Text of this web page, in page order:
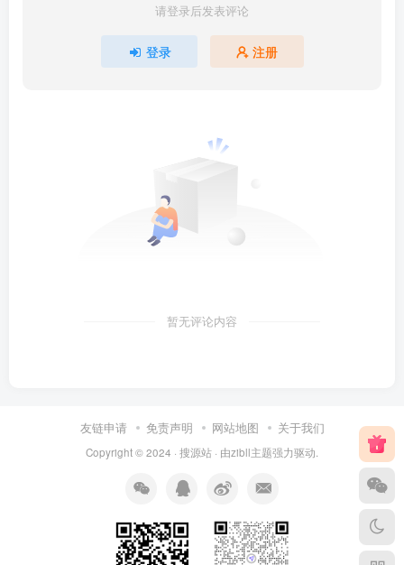
请登录后发表评论
登录 注册
暂无评论内容
友链申请 免责声明 网站地图 关于我们
Copyright © 2024 · 搜源站 · 由zibll主题强力驱动.